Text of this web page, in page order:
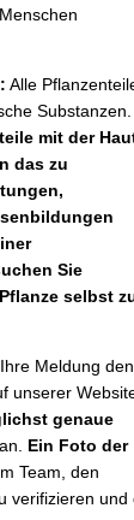
Alle
Substanzen.
mit der
das zu
Sie
selbst
Meldung den
unserer
genaue
an. Ein Foto der
Team, den
verifizieren und